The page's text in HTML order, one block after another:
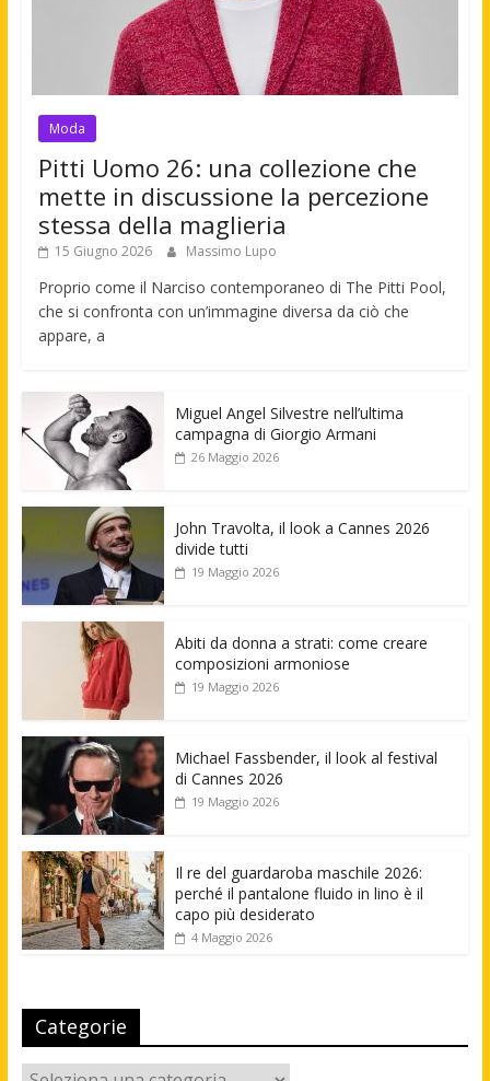
Moda
Pitti Uomo 26: una collezione che
mette in discussione la percezione
stessa della maglieria
15 Giugno 2026 Massimo Lupo
Proprio come il Narciso contemporaneo di The Pitti Pool,
che si confronta con un’immagine diversa da ciò che
appare, a
Miguel Angel Silvestre nell’ultima
campagna di Giorgio Armani
26 Maggio 2026
John Travolta, il look a Cannes 2026
divide tutti
19 Maggio 2026
Abiti da donna a strati: come creare
composizioni armoniose
19 Maggio 2026
Michael Fassbender, il look al festival
di Cannes 2026
19 Maggio 2026
Il re del guardaroba maschile 2026:
perché il pantalone fluido in lino è il
capo più desiderato
4 Maggio 2026
Categorie
Categorie